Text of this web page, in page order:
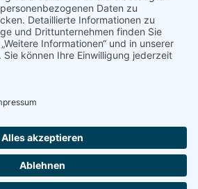
Vertrag widerrufen